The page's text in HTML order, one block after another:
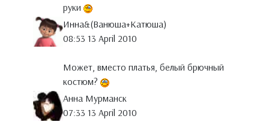
руки
Инна&(Ванюша+Катюша)
08:53 13 April 2010
Может, вместо платья, белый брючный
костюм?
Анна Мурманск
07:33 13 April 2010